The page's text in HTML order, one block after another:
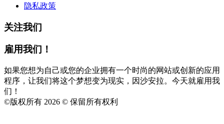
隐私政策
关注我们
雇用我们！
如果您想为自己或您的企业拥有一个时尚的网站或创新的应用
程序，让我们将这个梦想变为现实，因沙安拉。今天就雇用我
们！
©版权所有 2026 © 保留所有权利